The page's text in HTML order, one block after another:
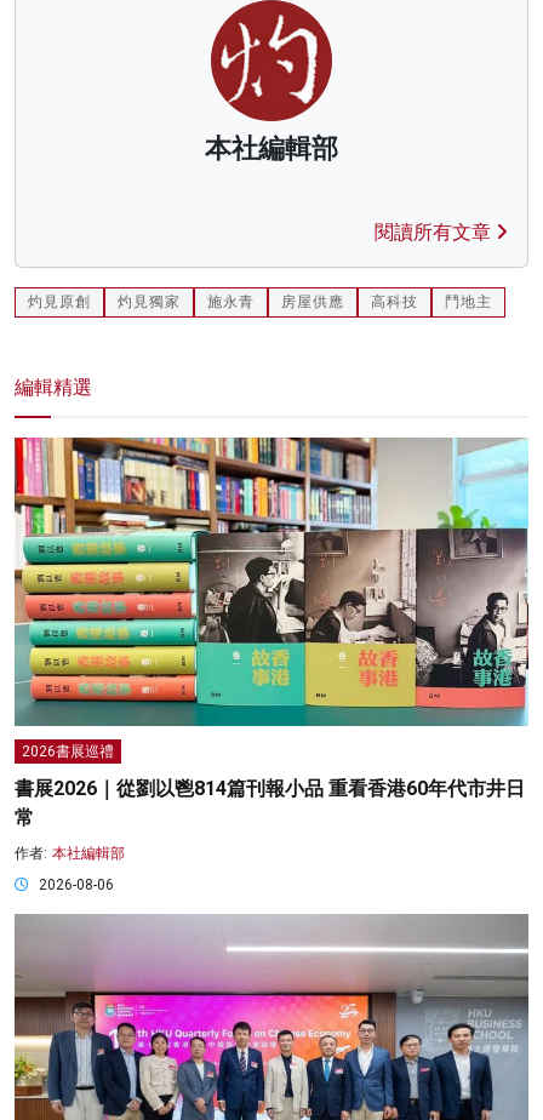
本社編輯部
閱讀所有文章
灼見原創 灼見獨家 施永青 房屋供應 高科技 鬥地主
編輯精選
2026書展巡禮
書展2026｜從劉以鬯814篇刊報小品 重看香港60年代市井日
常
作者: 本社編輯部
2026-08-06